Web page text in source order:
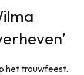
het trouwfeest.